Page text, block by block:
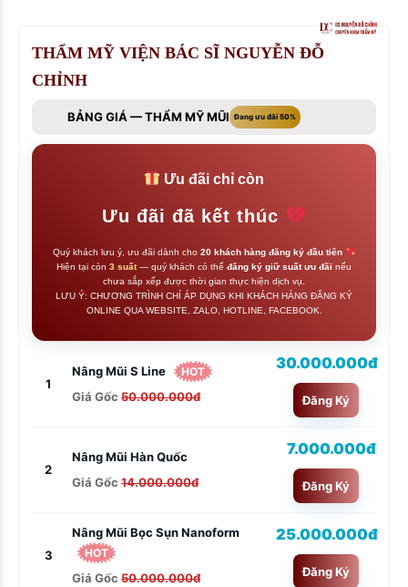
THẨM MỸ VIỆN BÁC SĨ NGUYỄN ĐỖ
CHỈNH
BẢNG GIÁ — THẨM MỸ MŨI Đang ưu đãi 50%
Ưu đãi chỉ còn
Ưu đãi đã kết thúc
Quý khách lưu ý, ưu đãi dành cho 20 khách hàng đăng ký đầu tiên
Hiện tại còn 3 suất— quý khách có thể đăng ký giữ suất ưu đãi nếu
chưa sắp xếp được thời gian thực hiện dịch vụ.
LƯU Ý: CHƯƠNG TRÌNH CHỈ ÁP DỤNG KHI KHÁCH HÀNG ĐĂNG KÝ
ONLINE QUA WEBSITE, ZALO, HOTLINE, FACEBOOK.
1
Nâng Mũi S Line HOT
Giá Gốc 50.000.000đ
30.000.000đ
Đăng Ký
2
Nâng Mũi Hàn Quốc
Giá Gốc 14.000.000đ
7.000.000đ
Đăng Ký
3
Nâng Mũi Bọc Sụn Nanoform
HOT
Giá Gốc 50.000.000đ
25.000.000đ
Đăng Ký